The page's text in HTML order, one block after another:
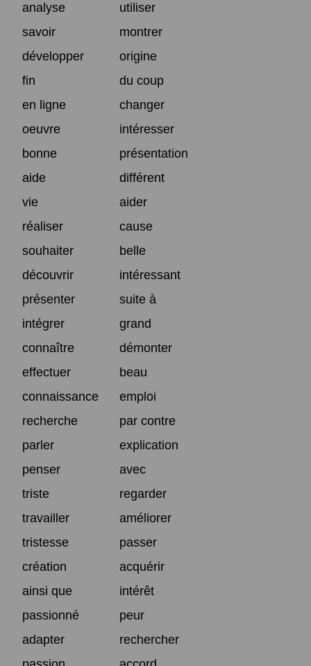
analyse
utiliser
savoir
montrer
développer
origine
fin
du coup
en ligne
changer
oeuvre
intéresser
bonne
présentation
aide
différent
vie
aider
réaliser
cause
souhaiter
belle
découvrir
intéressant
présenter
suite à
intégrer
grand
connaître
démonter
effectuer
beau
connaissance
emploi
recherche
par contre
parler
explication
penser
avec
triste
regarder
travailler
améliorer
tristesse
passer
création
acquérir
ainsi que
intérêt
passionné
peur
adapter
rechercher